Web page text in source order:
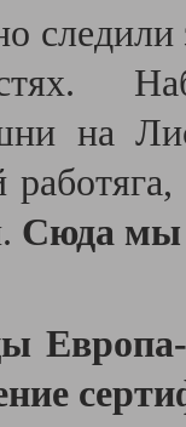
на
Сюда мы